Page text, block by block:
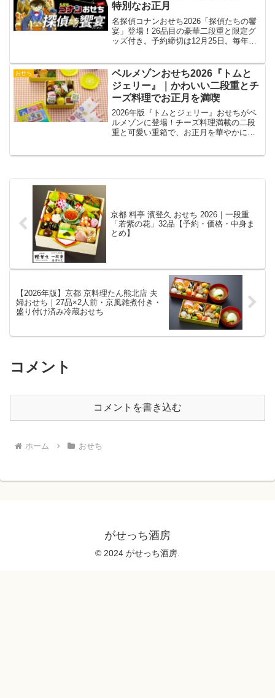
特別なお正月
名探偵コナンおせち2026「探偵たちの饗
宴」登場！26品目の豪華二段重と限定グ
ッズ付き。予約締切は12月25日。毎年完
おせち
ベルメゾンおせち2026『トムと
ジェリー』｜かわいい二段重とチ
ーズ料理でお正月を満喫
2026年版『トムとジェリー』おせちがベ
ルメゾンに登場！チーズ料理満載の二段
重と可愛い重箱で、お正月を華やかに彩
京都 料亭 濱登久 おせち 2026｜一段重
「若紫の花」32品【予約・価格・中身ま
とめ】
【2026年版】京都 京料理たん熊北店 夫
婦おせち｜27品×2人前・京風雑煮付き・
盛り付け済み冷蔵おせち
コメント
コメントを書き込む
ホーム おせち
がせっち酒房
© 2024 がせっち酒房.